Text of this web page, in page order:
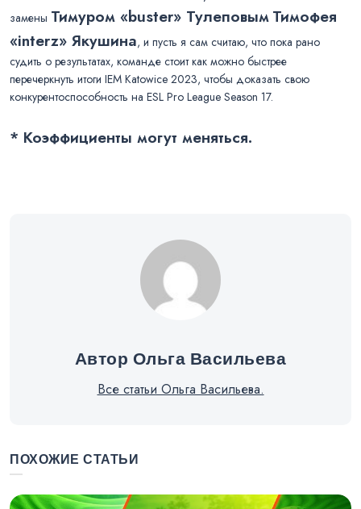
замены Тимуром «buster» ТулеповымТимофея
«interz» Якушина, и пусть я сам считаю, что пока рано
судить о результатах, команде стоит как можно быстрее
перечеркнуть итоги IEM Katowice 2023, чтобы доказать свою
конкурентоспособность на ESL Pro League Season 17.
* Коэффициенты могут меняться.
Автор Ольга Васильева
Все статьи Ольга Васильева.
ПОХОЖИЕ СТАТЬИ